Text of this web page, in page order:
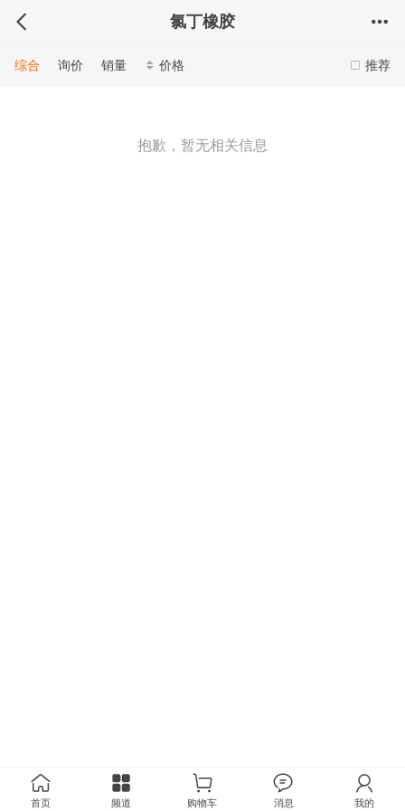
氯丁橡胶
推荐
综合 询价 销量 价格
抱歉，暂无相关信息
首页 频道 购物车 消息 我的